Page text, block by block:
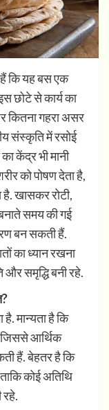
कि यह बस एक
छोटे से कार्य का
कितना गहरा असर
संस्कृति में रसोई
केंद्र भी मानी
को पोषण देता है,
है. खासकर रोटी,
समय की गई
बन सकती हैं.
का ध्यान रखना
और समृद्धि बनी रहे.
मान्यता है कि
जिससे आर्थिक
हैं. बेहतर है कि
कोई अतिथि
रहे.